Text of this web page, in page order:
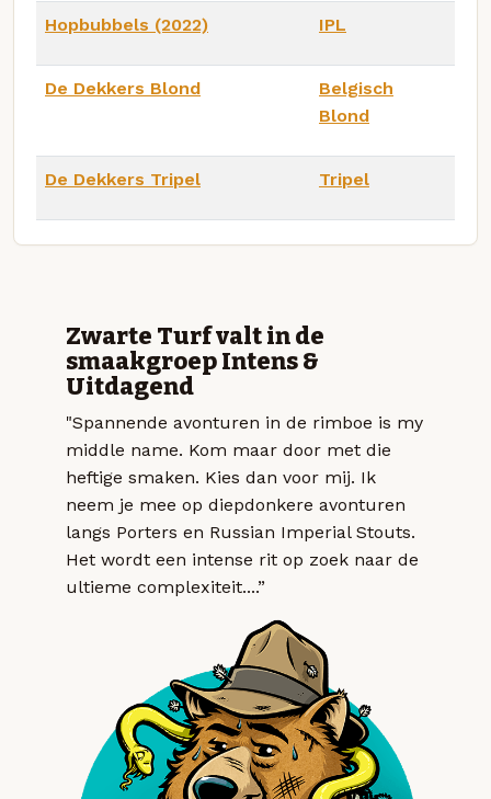
Hopbubbels (2022) IPL
De Dekkers Blond
Belgisch
Blond
De Dekkers Tripel Tripel
Zwarte Turf valt in de
smaakgroep Intens &
Uitdagend
"Spannende avonturen in de rimboe is my
middle name. Kom maar door met die
heftige smaken. Kies dan voor mij. Ik
neem je mee op diepdonkere avonturen
langs Porters en Russian Imperial Stouts.
Het wordt een intense rit op zoek naar de
ultieme complexiteit....”